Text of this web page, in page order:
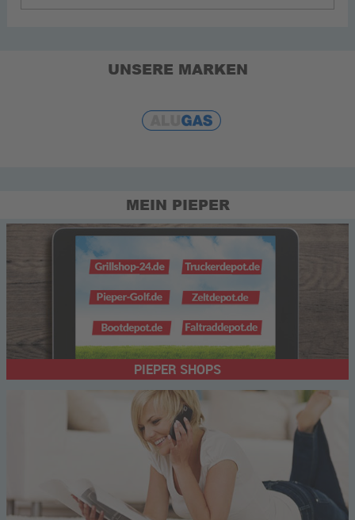
UNSERE MARKEN
MEIN PIEPER
PIEPER SHOPS